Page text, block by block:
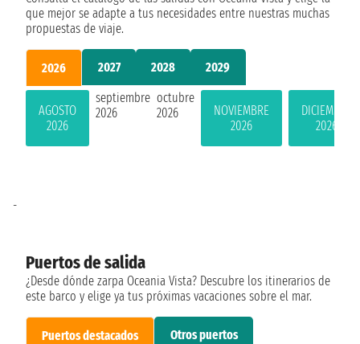
que mejor se adapte a tus necesidades entre nuestras muchas
propuestas de viaje.
2026 2027 2028 2029
AGOSTO
2026
septiembre
2026
octubre
2026
NOVIEMBRE
2026
DICIEMBRE
2026
Puertos de salida
¿Desde dónde zarpa Oceania Vista? Descubre los itinerarios de
este barco y elige ya tus próximas vacaciones sobre el mar.
Puertos destacados Otros puertos
-